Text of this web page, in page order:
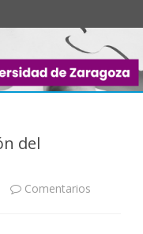
del
Comentarios